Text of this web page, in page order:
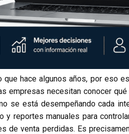
hace algunos años, por eso
empresas necesitan conocer
se está desempeñando cada
y reportes manuales para
de venta perdidas. Es